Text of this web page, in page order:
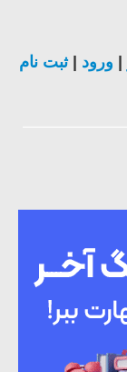
ورود |ثبت نام